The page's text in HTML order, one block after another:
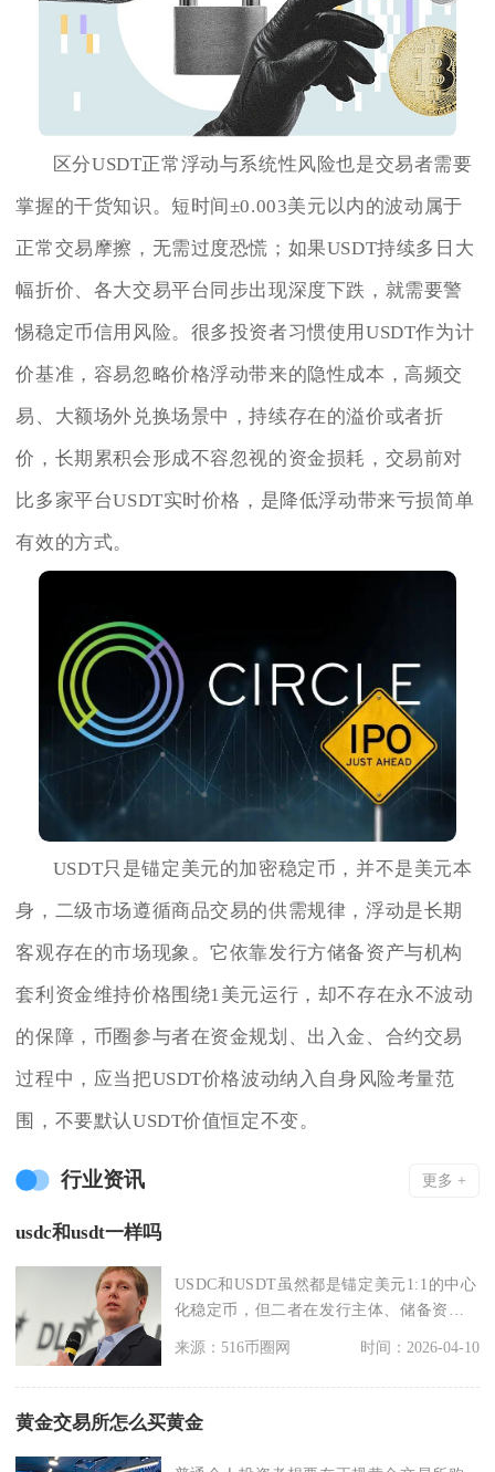
区分USDT正常浮动与系统性风险也是交易者需要
掌握的干货知识。短时间±0.003美元以内的波动属于
正常交易摩擦，无需过度恐慌；如果USDT持续多日大
幅折价、各大交易平台同步出现深度下跌，就需要警
惕稳定币信用风险。很多投资者习惯使用USDT作为计
价基准，容易忽略价格浮动带来的隐性成本，高频交
易、大额场外兑换场景中，持续存在的溢价或者折
价，长期累积会形成不容忽视的资金损耗，交易前对
比多家平台USDT实时价格，是降低浮动带来亏损简单
有效的方式。
USDT只是锚定美元的加密稳定币，并不是美元本
身，二级市场遵循商品交易的供需规律，浮动是长期
客观存在的市场现象。它依靠发行方储备资产与机构
套利资金维持价格围绕1美元运行，却不存在永不波动
的保障，币圈参与者在资金规划、出入金、合约交易
过程中，应当把USDT价格波动纳入自身风险考量范
围，不要默认USDT价值恒定不变。
行业资讯 更多 +
usdc和usdt一样吗
USDC和USDT虽然都是锚定美元1:1的中心
化稳定币，但二者在发行主体、储备资
产、监管合
来源：516币圈网 时间：2026-04-10
黄金交易所怎么买黄金